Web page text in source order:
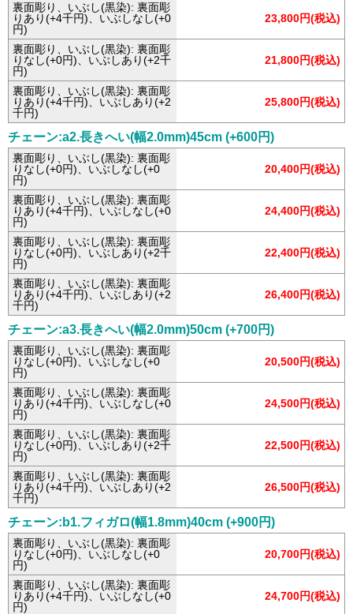
裏面彫り、いぶし(黒染): 裏面彫
りあり(+4千円)、いぶしなし(+0
円)
23,800円(税込)
裏面彫り、いぶし(黒染): 裏面彫
りなし(+0円)、いぶしあり(+2千
円)
21,800円(税込)
裏面彫り、いぶし(黒染): 裏面彫
りあり(+4千円)、いぶしあり(+2
千円)
25,800円(税込)
チェーン:a2.長きへい(幅2.0mm)45cm (+600円)
裏面彫り、いぶし(黒染): 裏面彫
りなし(+0円)、いぶしなし(+0
円)
20,400円(税込)
裏面彫り、いぶし(黒染): 裏面彫
りあり(+4千円)、いぶしなし(+0
円)
24,400円(税込)
裏面彫り、いぶし(黒染): 裏面彫
りなし(+0円)、いぶしあり(+2千
円)
22,400円(税込)
裏面彫り、いぶし(黒染): 裏面彫
りあり(+4千円)、いぶしあり(+2
千円)
26,400円(税込)
チェーン:a3.長きへい(幅2.0mm)50cm (+700円)
裏面彫り、いぶし(黒染): 裏面彫
りなし(+0円)、いぶしなし(+0
円)
20,500円(税込)
裏面彫り、いぶし(黒染): 裏面彫
りあり(+4千円)、いぶしなし(+0
円)
24,500円(税込)
裏面彫り、いぶし(黒染): 裏面彫
りなし(+0円)、いぶしあり(+2千
円)
22,500円(税込)
裏面彫り、いぶし(黒染): 裏面彫
りあり(+4千円)、いぶしあり(+2
千円)
26,500円(税込)
チェーン:b1.フィガロ(幅1.8mm)40cm (+900円)
裏面彫り、いぶし(黒染): 裏面彫
りなし(+0円)、いぶしなし(+0
円)
20,700円(税込)
裏面彫り、いぶし(黒染): 裏面彫
りあり(+4千円)、いぶしなし(+0
円)
24,700円(税込)